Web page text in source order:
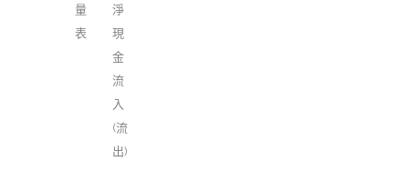
量
表
淨
現
金
流
入
(流
出)